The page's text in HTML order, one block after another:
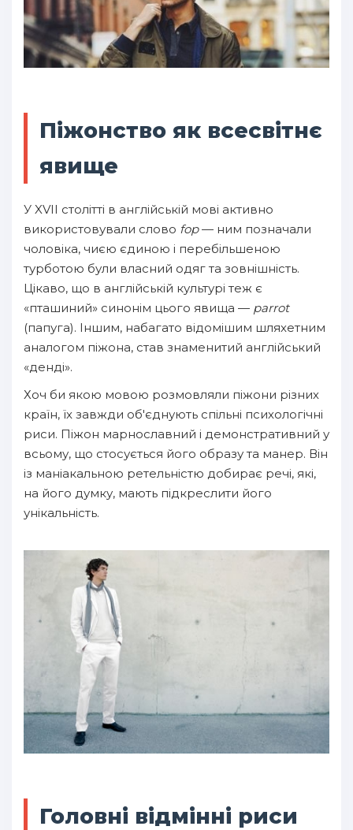
Піжонство як всесвітнє
явище
У XVII столітті в англійській мові активно
використовували слово fop— ним позначали
чоловіка, чиєю єдиною і перебільшеною
турботою були власний одяг та зовнішність.
Цікаво, що в англійській культурі теж є
«пташиний» синонім цього явища — parrot
(папуга). Іншим, набагато відомішим шляхетним
аналогом піжона, став знаменитий англійський
«денді».
Хоч би якою мовою розмовляли піжони різних
країн, їх завжди об'єднують спільні психологічні
риси. Піжон марнославний і демонстративний у
всьому, що стосується його образу та манер. Він
із маніакальною ретельністю добирає речі, які,
на його думку, мають підкреслити його
унікальність.
Головні відмінні риси